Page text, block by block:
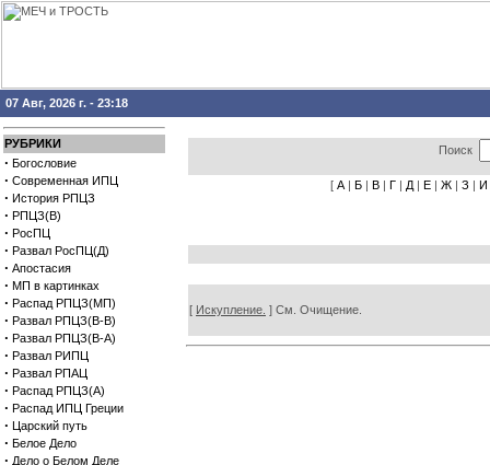
07 Авг, 2026 г. - 23:18
РУБРИКИ
· Богословие
· Современная ИПЦ
· История РПЦЗ
· РПЦЗ(В)
· РосПЦ
· Развал РосПЦ(Д)
· Апостасия
· МП в картинках
· Распад РПЦЗ(МП)
· Развал РПЦЗ(В-В)
· Развал РПЦЗ(В-А)
· Развал РИПЦ
· Развал РПАЦ
· Распад РПЦЗ(А)
· Распад ИПЦ Греции
· Царский путь
· Белое Дело
· Дело о Белом Деле
Поиск
[ А | Б | В | Г | Д | Е | Ж | З | И
[ Искупление. ] См. Очищение.